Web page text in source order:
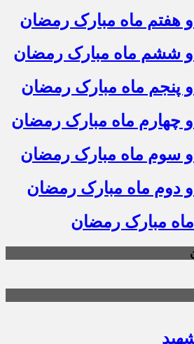
هفتم ماه مبارک رمضان
ششم ماه مبارک رمضان
پنجم ماه مبارک رمضان
چهارم ماه مبارک رمضان
سوم ماه مبارک رمضان
دوم ماه مبارک رمضان
مبارک رمضان